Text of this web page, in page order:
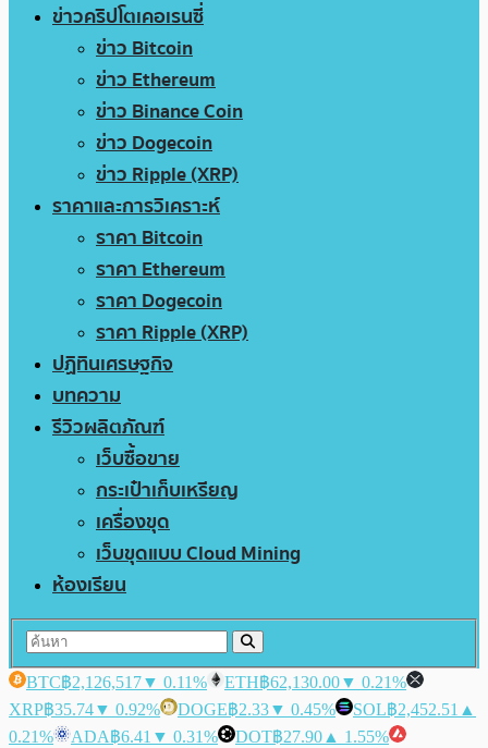
ข่าวคริปโตเคอเรนซี่
ข่าว Bitcoin
ข่าว Ethereum
ข่าว Binance Coin
ข่าว Dogecoin
ข่าว Ripple (XRP)
ราคาและการวิเคราะห์
ราคา Bitcoin
ราคา Ethereum
ราคา Dogecoin
ราคา Ripple (XRP)
ปฏิทินเศรษฐกิจ
บทความ
รีวิวผลิตภัณฑ์
เว็บซื้อขาย
กระเป๋าเก็บเหรียญ
เครื่องขุด
เว็บขุดแบบ Cloud Mining
ห้องเรียน
BTC฿2,126,517▼ 0.11% ETH฿62,130.00▼ 0.21%
XRP฿35.74▼ 0.92% DOGE฿2.33▼ 0.45% SOL฿2,452.51 ▲
0.21%
ADA฿6.41 ▼ 0.31% DOT฿27.90 ▲ 1.55%